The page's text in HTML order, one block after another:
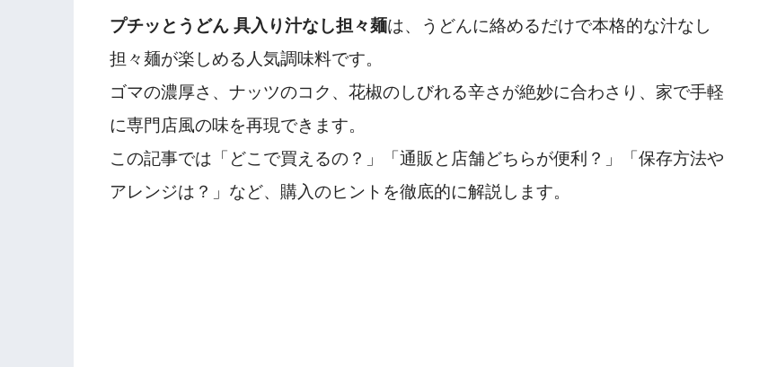
プチッとうどん 具入り汁なし担々麺は、うどんに絡めるだけで本格的な汁なし
担々麺が楽しめる人気調味料です。
ゴマの濃厚さ、ナッツのコク、花椒のしびれる辛さが絶妙に合わさり、家で手軽
に専門店風の味を再現できます。
この記事では「どこで買えるの？」「通販と店舗どちらが便利？」「保存方法や
アレンジは？」など、購入のヒントを徹底的に解説します。